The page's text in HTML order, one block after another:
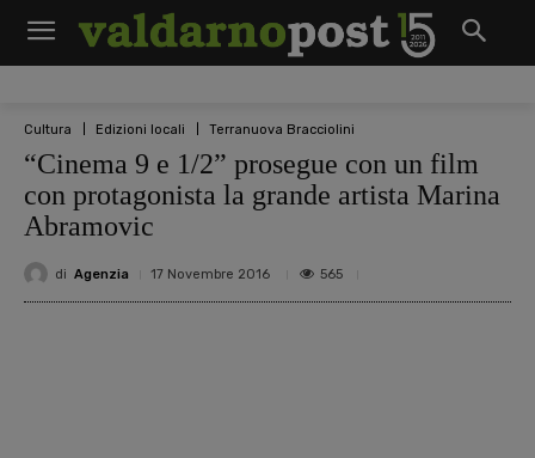
Cultura Edizioni locali Terranuova Bracciolini
“Cinema 9 e 1/2” prosegue con un film
con protagonista la grande artista Marina
Abramovic
di Agenzia 17 Novembre 2016 565